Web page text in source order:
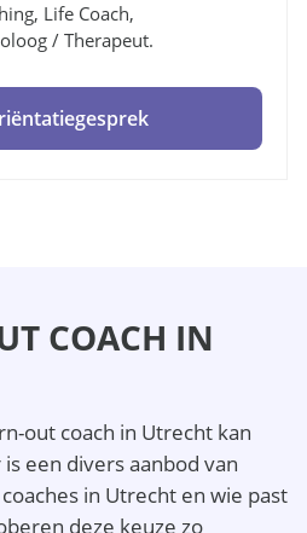
Life Coach,
/ Therapeut.
COACH IN
out coach in Utrecht kan
een divers aanbod van
in Utrecht en wie past
deze keuze zo